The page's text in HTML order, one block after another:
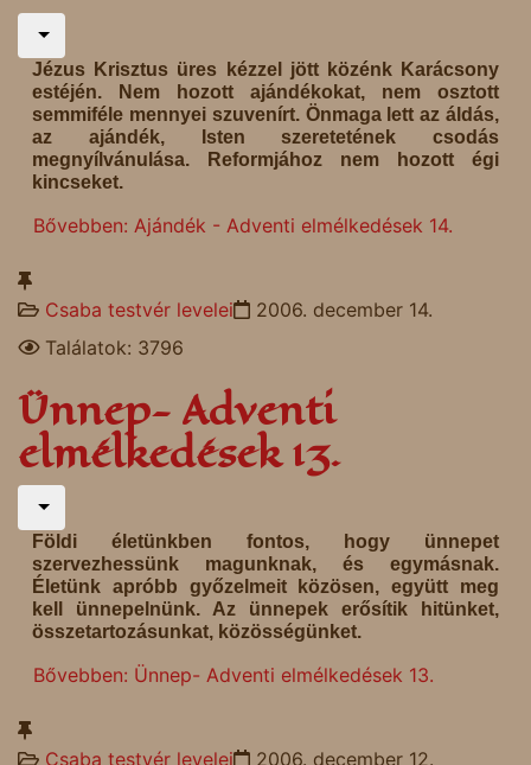
Jézus Krisztus üres kézzel jött közénk Karácsony
estéjén. Nem hozott ajándékokat, nem osztott
semmiféle mennyei szuvenírt. Önmaga lett az áldás,
az ajándék, Isten szeretetének csodás
megnyílvánulása. Reformjához nem hozott égi
kincseket.
Bővebben: Ajándék - Adventi elmélkedések 14.
Csaba testvér levelei
2006. december 14.
Találatok: 3796
Ünnep- Adventi
elmélkedések 13.
Földi életünkben fontos, hogy ünnepet
szervezhessünk magunknak, és egymásnak.
Életünk apróbb győzelmeit közösen, együtt meg
kell ünnepelnünk. Az ünnepek erősítik hitünket,
összetartozásunkat, közösségünket.
Bővebben: Ünnep- Adventi elmélkedések 13.
Csaba testvér levelei
2006. december 12.